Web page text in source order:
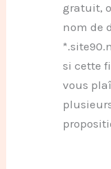
gratuit,
nom de
si cette
vous